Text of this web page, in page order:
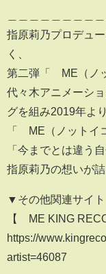
指原莉乃プロデュ
く、
第二弾「≠ME（ノ
代々木アニメーシ
グを組み2019年よ
「≠ME（ノットイ
「今までとは違う
指原莉乃の想いが詰
▼その他関連サイト
【≠ME KING
https://
artist=46087